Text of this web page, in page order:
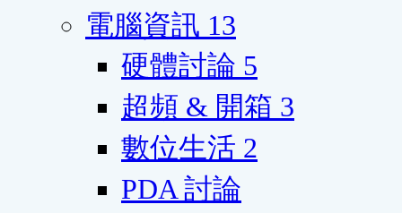
電腦資訊 13
硬體討論 5
超頻 & 開箱 3
數位生活 2
PDA 討論